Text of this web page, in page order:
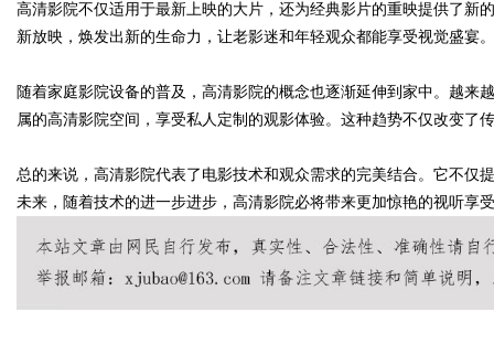
ar
高清影院不仅适用于最新上映的大片，还为经典影片的重映提供了新
新放映，焕发出新的生命力，让老影迷和年轻观众都能享受视觉盛宴。
随着家庭影院设备的普及，高清影院的概念也逐渐延伸到家中。越来
属的高清影院空间，享受私人定制的观影体验。这种趋势不仅改变了
总的来说，高清影院代表了电影技术和观众需求的完美结合。它不仅
未来，随着技术的进一步进步，高清影院必将带来更加惊艳的视听享